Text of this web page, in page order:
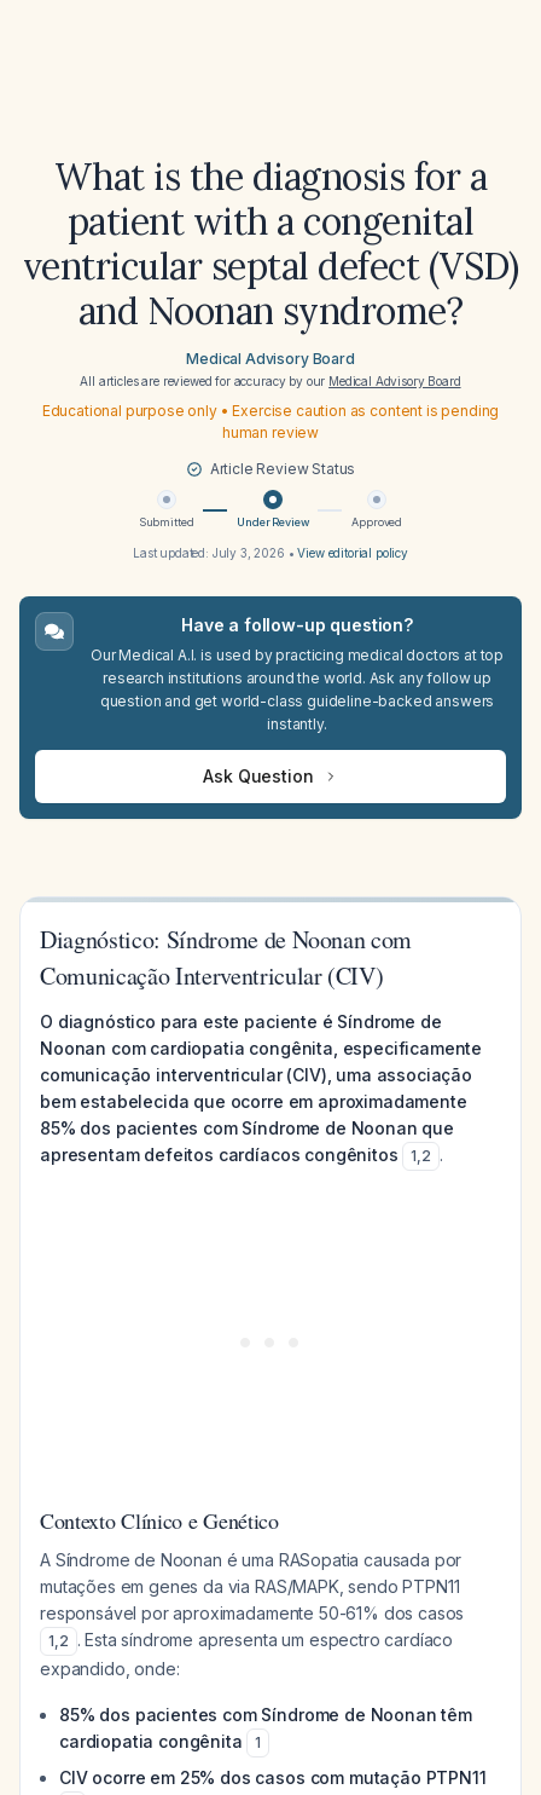
What is the diagnosis for a
patient with a congenital
ventricular septal defect (VSD)
and Noonan syndrome?
Medical Advisory Board
All articles are reviewed for accuracy by our Medical Advisory Board
Educational purpose only • Exercise caution as content is pending
human review
Article Review Status
Submitted Under Review Approved
Last updated: July 3, 2026 •View editorial policy
Have a follow-up question?
Our Medical A.I. is used by practicing medical doctors at top
research institutions around the world. Ask any follow up
question and get world-class guideline-backed answers
instantly.
Ask Question
Diagnóstico: Síndrome de Noonan com
Comunicação Interventricular (CIV)
O diagnóstico para este paciente é Síndrome de
Noonan com cardiopatia congênita, especificamente
comunicação interventricular (CIV), uma associação
bem estabelecida que ocorre em aproximadamente
85% dos pacientes com Síndrome de Noonan que
apresentam defeitos cardíacos congênitos
1,2 .
Contexto Clínico e Genético
A Síndrome de Noonan é uma RASopatia causada por
mutações em genes da via RAS/MAPK, sendo PTPN11
responsável por aproximadamente 50-61% dos casos
1,2 . Esta síndrome apresenta um espectro cardíaco
expandido, onde:
85% dos pacientes com Síndrome de Noonan têm
cardiopatia congênita
1
CIV ocorre em 25% dos casos com mutação PTPN11